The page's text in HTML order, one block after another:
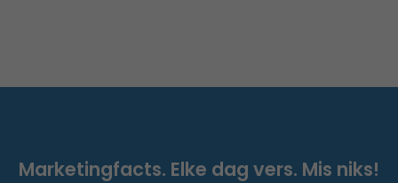
Marketingfacts. Elke dag vers. Mis niks!